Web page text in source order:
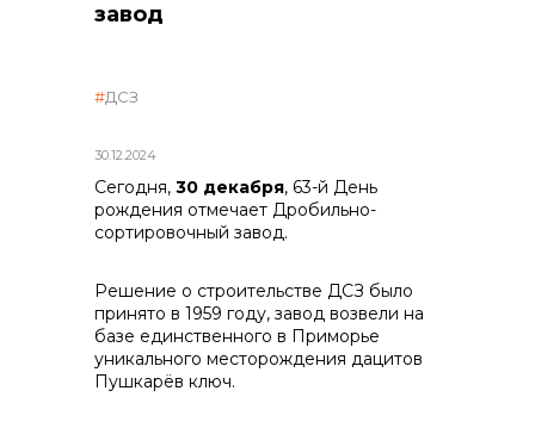
общая информация
объявленные закупки
реализация неликвидов
контакты отдела закупок
Контакты
завод
30.12.2024
ДСЗ
Сегодня, 30 декабря, 63-й День
рождения отмечает Дробильно-
сортировочный завод.
Решение о строительстве ДСЗ было
принято в 1959 году, завод возвели на
базе единственного в Приморье
уникального месторождения дацитов
Пушкарёв ключ.